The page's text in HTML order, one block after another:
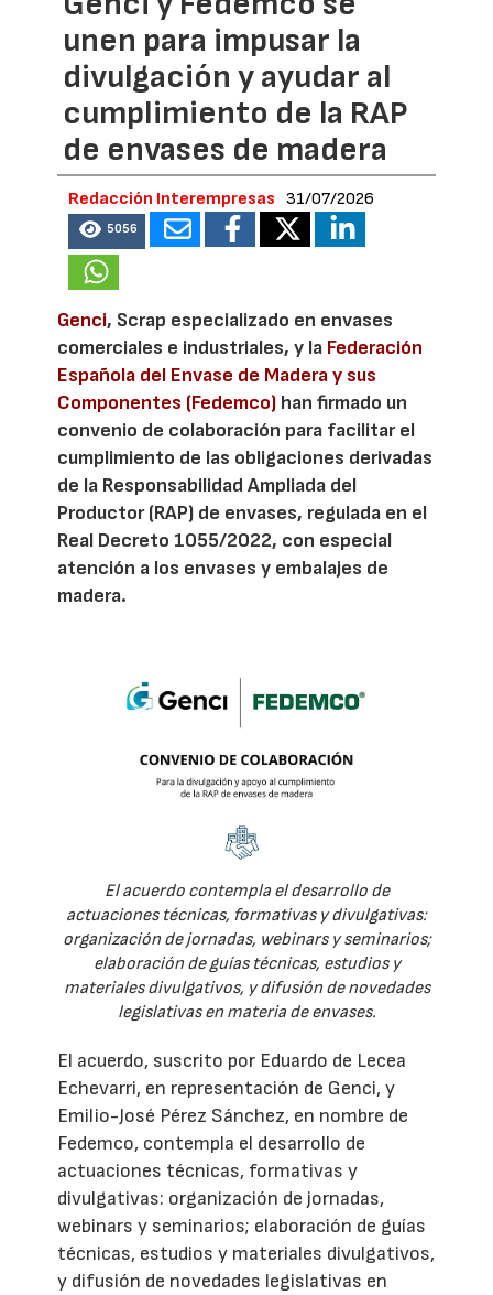
unen para impusar la
divulgación y ayudar al
cumplimiento de la RAP
de envases de madera
Redacción Interempresas 31/07/2026
5056
Genci, Scrap especializado en envases
comerciales e industriales, y la Federación
Española del Envase de Madera y sus
Componentes (Fedemco) han firmado un
convenio de colaboración para facilitar el
cumplimiento de las obligaciones derivadas
de la Responsabilidad Ampliada del
Productor (RAP) de envases, regulada en el
Real Decreto 1055/2022, con especial
atención a los envases y embalajes de
madera.
El acuerdo contempla el desarrollo de
actuaciones técnicas, formativas y divulgativas:
organización de jornadas, webinars y seminarios;
elaboración de guías técnicas, estudios y
materiales divulgativos, y difusión de novedades
legislativas en materia de envases.
El acuerdo, suscrito por Eduardo de Lecea
Echevarri, en representación de Genci, y
Emilio-José Pérez Sánchez, en nombre de
Fedemco, contempla el desarrollo de
actuaciones técnicas, formativas y
divulgativas: organización de jornadas,
webinars y seminarios; elaboración de guías
técnicas, estudios y materiales divulgativos,
y difusión de novedades legislativas en